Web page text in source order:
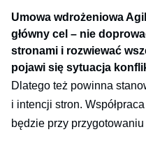
Umowa wdrożeniowa
główny cel – nie
stronami i rozwiewać
pojawi się sytuacja
Dlatego też powinna
i intencji stron.
będzie przy